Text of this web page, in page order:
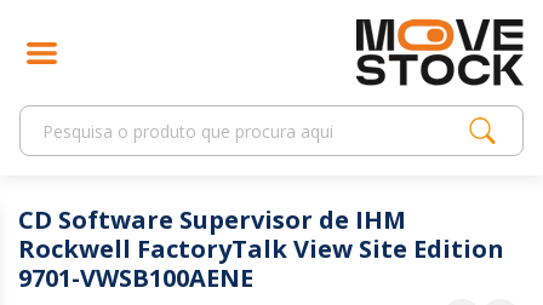
CD Software Supervisor de IHM
Rockwell FactoryTalk View Site Edition
9701-VWSB100AENE